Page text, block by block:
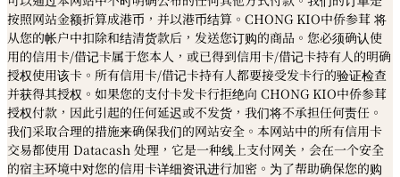
按照网站金额折算成港币，并以港币结算。CHONG KIO中侨参茸 将
从您的帐户中扣除和结清货款后，发送您订购的商品。您必须确认使
用的信用卡/借记卡属于您本人，或已得到信用卡/借记卡持有人的明确
授权使用该卡。所有信用卡/借记卡持有人都要接受发卡行的验证检查
并获得其授权。如果您的支付卡发卡行拒绝向 CHONG KIO中侨参茸
授权付款，因此引起的任何延迟或不发货，我们将不承担任何责任。
我们采取合理的措施来确保我们的网站安全。本网站中的所有信用卡
交易都使用 Datacash 处理，它是一种线上支付网关，会在一个安全
的宿主环境中对您的信用卡详细资讯进行加密。为了帮助确保您的购